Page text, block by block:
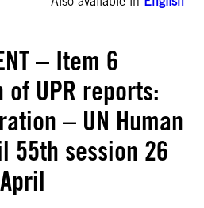
– Item 6
UPR reports:
– UN Human
55th session 26